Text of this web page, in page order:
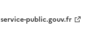
service-public.gouv.fr